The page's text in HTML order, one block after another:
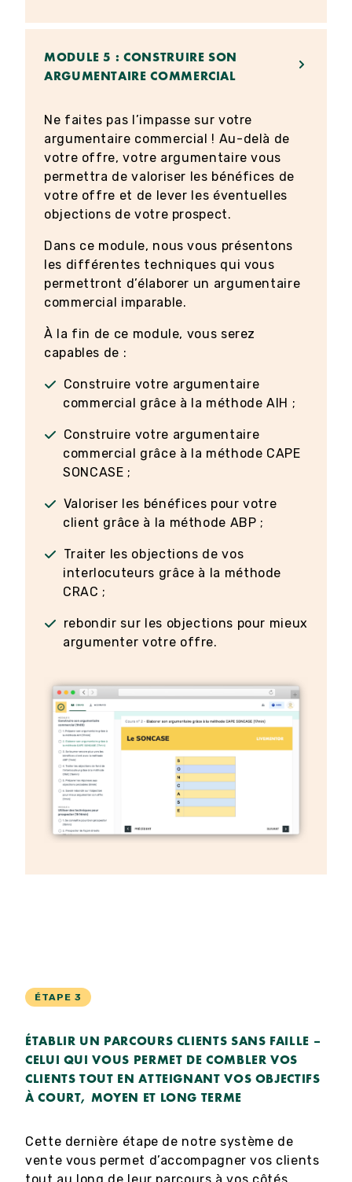
MODULE 5 : CONSTRUIRE SON
ARGUMENTAIRE COMMERCIAL
Ne faites pas l’impasse sur votre
argumentaire commercial ! Au-delà de
votre offre, votre argumentaire vous
permettra de valoriser les bénéfices de
votre offre et de lever les éventuelles
objections de votre prospect.
Dans ce module, nous vous présentons
les différentes techniques qui vous
permettront d’élaborer un argumentaire
commercial imparable.
À la fin de ce module, vous serez
capables de :
Construire votre argumentaire
commercial grâce à la méthode AIH ;
Construire votre argumentaire
commercial grâce à la méthode CAPE
SONCASE ;
Valoriser les bénéfices pour votre
client grâce à la méthode ABP ;
Traiter les objections de vos
interlocuteurs grâce à la méthode
CRAC ;
rebondir sur les objections pour mieux
argumenter votre offre.
ÉTAPE 3
ÉTABLIR UN PARCOURS CLIENTS SANS FAILLE –
CELUI QUI VOUS PERMET DE COMBLER VOS
CLIENTS TOUT EN ATTEIGNANT VOS OBJECTIFS
À COURT, MOYEN ET LONG TERME
Cette dernière étape de notre système de
vente vous permet d’accompagner vos clients